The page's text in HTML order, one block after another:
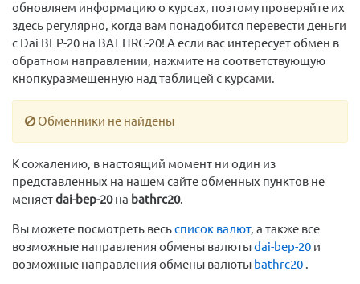
обновляем информацию о курсах, поэтому проверяйте их
здесь регулярно, когда вам понадобится перевести деньги
с Dai BEP-20 на BAT HRC-20! А если вас интересует обмен в
обратном направлении, нажмите на соответствующую
кнопкуразмещенную над таблицей с курсами.
Обменники не найдены
К сожалению, в настоящий момент ни один из
представленных на нашем сайте обменных пунктов не
меняетdai-bep-20на bathrc20.
Вы можете посмотреть весьсписок валют, а также все
возможные направления обмены валютыdai-bep-20 и
возможные направления обмены валюты bathrc20 .